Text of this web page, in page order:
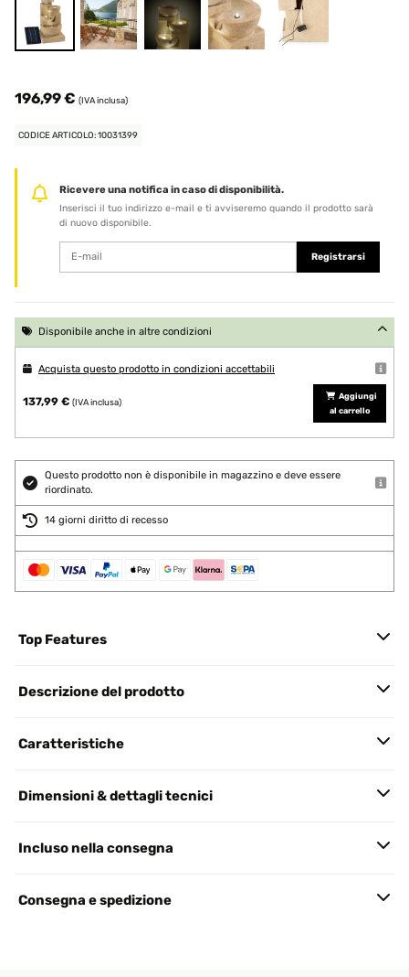
196,99 € (IVA inclusa)
CODICE ARTICOLO: 10031399
Ricevere una notifica in caso di disponibilità.
Inserisci il tuo indirizzo e-mail e ti avviseremo quando il prodotto sarà
di nuovo disponibile.
Registrarsi
Disponibile anche in altre condizioni
Acquista questo prodotto in condizioni accettabili
137,99 € (IVA inclusa)
Aggiungi
al carrello
Questo prodotto non è disponibile in magazzino e deve essere
riordinato.
14 giorni diritto di recesso
Top Features
Descrizione del prodotto
Caratteristiche
Dimensioni & dettagli tecnici
Incluso nella consegna
Consegna e spedizione